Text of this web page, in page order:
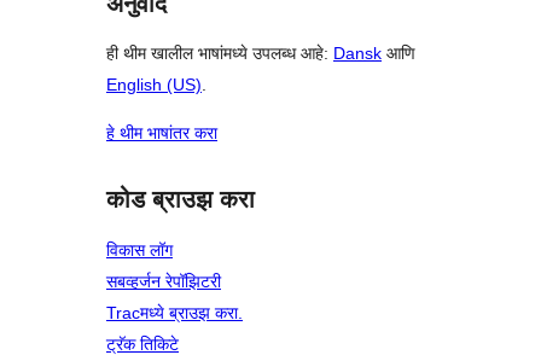
ही थीम खालील भाषांमध्ये उपलब्ध आहे: Dansk आणि
English (US).
हे थीम भाषांतर करा
कोड ब्राउझ करा
विकास लॉग
सबव्हर्जन रेपॉझिटरी
Tracमध्ये ब्राउझ करा.
ट्रॅक तिकिटे